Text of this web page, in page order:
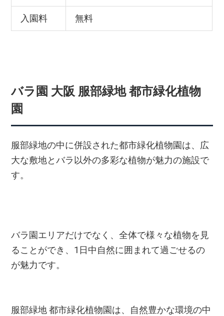
入園料 無料
バラ園 大阪 服部緑地 都市緑化植物
園
服部緑地の中に併設された都市緑化植物園は、広
大な敷地とバラ以外の多彩な植物が魅力の施設で
す。
バラ園エリアだけでなく、全体で様々な植物を見
ることができ、1日中自然に囲まれて過ごせるの
が魅力です。
服部緑地 都市緑化植物園は、自然豊かな環境の中